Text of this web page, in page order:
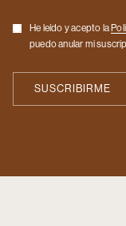
Checkbox
He leído y acepto la
puedo anular mi